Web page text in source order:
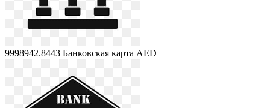
9998942.8443 Банковская карта AED